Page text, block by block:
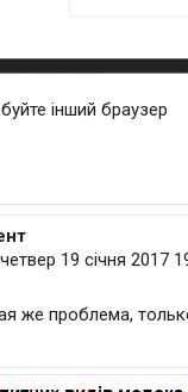
інший браузер
Олександрівна
четвер 19 січня 2017
же проблема,